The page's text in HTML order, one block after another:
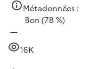
Métadonnées :
Bon (78 %)
16K